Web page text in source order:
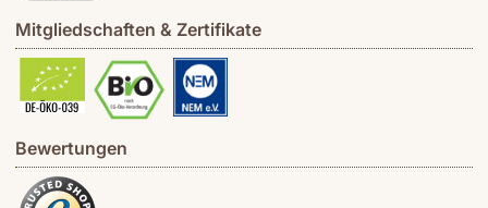
Mitgliedschaften & Zertifikate
Bewertungen